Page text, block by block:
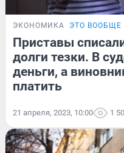
ЭКОНОМИКА ЭТО ВООБЩЕ
Приставы
долги тезки. В
деньги, а
платить
21 апреля, 2023, 10:00 1